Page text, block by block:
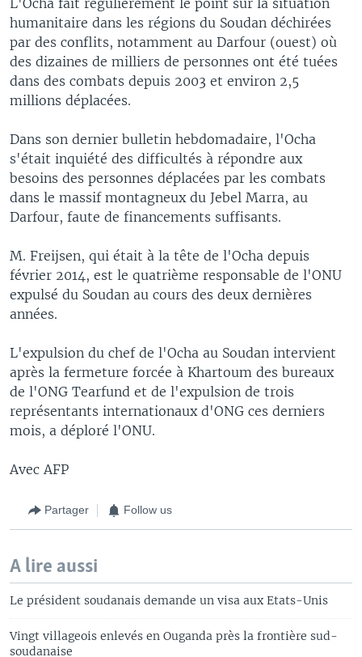
humanitaire dans les régions du Soudan déchirées
par des conflits, notamment au Darfour (ouest) où
des dizaines de milliers de personnes ont été tuées
dans des combats depuis 2003 et environ 2,5
millions déplacées.
Dans son dernier bulletin hebdomadaire, l'Ocha
s'était inquiété des difficultés à répondre aux
besoins des personnes déplacées par les combats
dans le massif montagneux du Jebel Marra, au
Darfour, faute de financements suffisants.
M. Freijsen, qui était à la tête de l'Ocha depuis
février 2014, est le quatrième responsable de l'ONU
expulsé du Soudan au cours des deux dernières
années.
L'expulsion du chef de l'Ocha au Soudan intervient
après la fermeture forcée à Khartoum des bureaux
de l'ONG Tearfund et de l'expulsion de trois
représentants internationaux d'ONG ces derniers
mois, a déploré l'ONU.
Avec AFP
Partager Follow us
A lire aussi
Le président soudanais demande un visa aux Etats-Unis
Vingt villageois enlevés en Ouganda près la frontière sud-
soudanaise